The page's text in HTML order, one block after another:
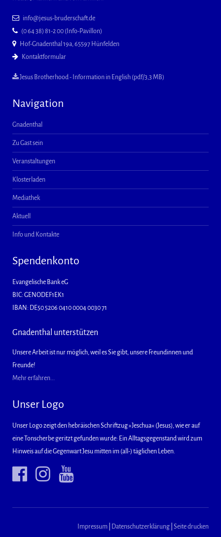
info@jesus-bruderschaft.de
(0 64 38) 81-2 00 (Info-Pavillon)
Hof-Gnadenthal 19a, 65597 Hünfelden
Kontaktformular
Jesus Brotherhood - Information in English (pdf/3,3 MB)
Navigation
Gnadenthal
Zu Gast sein
Veranstaltungen
Klosterladen
Mediathek
Aktuell
Info und Kontakte
Spendenkonto
Evangelische Bank eG
BIC: GENODEF1EK1
IBAN: DE50 5206 0410 0004 0030 71
Gnadenthal unterstützen
Unsere Arbeit ist nur möglich, weil es Sie gibt, unsere Freundinnen und
Freunde!
Mehr erfahren...
Unser Logo
Unser Logo zeigt den hebräischen Schriftzug »Jeschua« (Jesus), wie er auf
eine Tonscherbe geritzt gefunden wurde: Ein Alltagsgegenstand wird zum
Hinweis auf die Gegenwart Jesu mitten im (all-) täglichen Leben.
Impressum Datenschutzerklärung Seite drucken